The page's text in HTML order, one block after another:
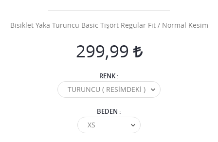
Bisiklet Yaka Turuncu Basic Tişört Regular Fit / Normal Kesim
299,99
RENK :
BEDEN :